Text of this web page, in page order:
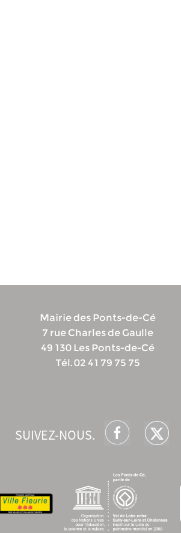
Mairie des Ponts-de-Cé
7 rue Charles de Gaulle
49 130 Les Ponts-de-Cé
Tél. 02 41 79 75 75
SUIVEZ-NOUS.